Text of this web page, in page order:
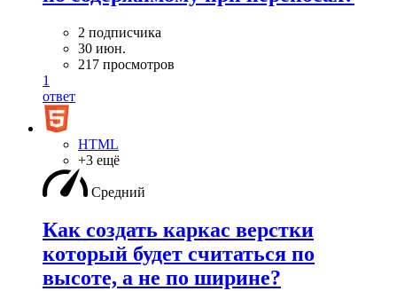
2 подписчика
30 июн.
217 просмотров
1
ответ
HTML
+3 ещё
Средний
Как создать каркас верстки
который будет считаться по
высоте, а не по ширине?